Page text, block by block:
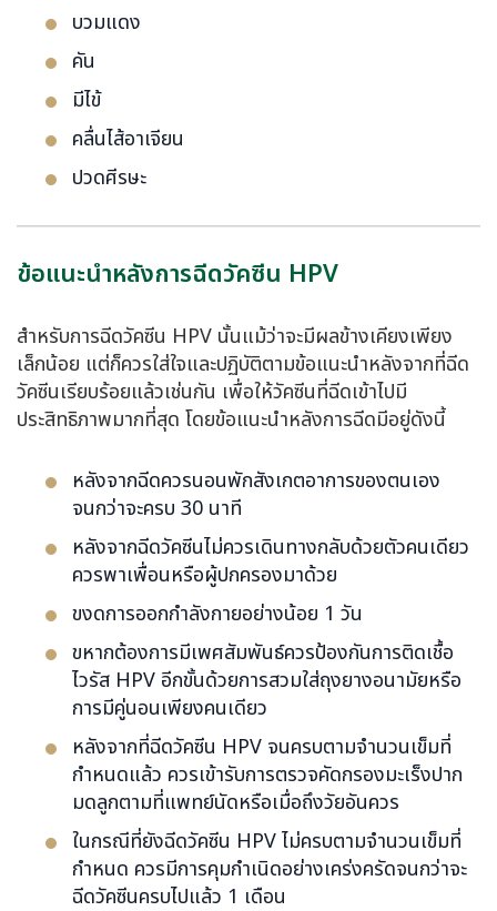
บวมแดง
คัน
มีไข้
คลื่นไส้อาเจียน
ปวดศีรษะ
ข้อแนะนำหลังการฉีดวัคซีน HPV
สำหรับการฉีดวัคซีน HPV นั้นแม้ว่าจะมีผลข้างเคียงเพียง
เล็กน้อย แต่ก็ควรใส่ใจและปฏิบัติตามข้อแนะนำหลังจากที่ฉีด
วัคซีนเรียบร้อยแล้วเช่นกัน เพื่อให้วัคซีนที่ฉีดเข้าไปมี
ประสิทธิภาพมากที่สุด โดยข้อแนะนำหลังการฉีดมีอยู่ดังนี้
หลังจากฉีดควรนอนพักสังเกตอาการของตนเอง
จนกว่าจะครบ 30 นาที
หลังจากฉีดวัคซีนไม่ควรเดินทางกลับด้วยตัวคนเดียว
ควรพาเพื่อนหรือผู้ปกครองมาด้วย
ขงดการออกกำลังกายอย่างน้อย 1 วัน
ขหากต้องการมีเพศสัมพันธ์ควรป้องกันการติดเชื้อ
ไวรัส HPV อีกขั้นด้วยการสวมใส่ถุงยางอนามัยหรือ
การมีคู่นอนเพียงคนเดียว
หลังจากที่ฉีดวัคซีน HPV จนครบตามจำนวนเข็มที่
กำหนดแล้ว ควรเข้ารับการตรวจคัดกรองมะเร็งปาก
มดลูกตามที่แพทย์นัดหรือเมื่อถึงวัยอันควร
ในกรณีที่ยังฉีดวัคซีน HPV ไม่ครบตามจำนวนเข็มที่
กำหนด ควรมีการคุมกำเนิดอย่างเคร่งครัดจนกว่าจะ
ฉีดวัคซีนครบไปแล้ว 1 เดือน